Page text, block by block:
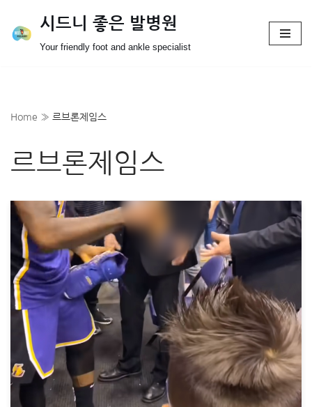
Skip
시드니 좋은 발병원
Your friendly foot and ankle specialist
Home » 르브론제임스
르브론제임스